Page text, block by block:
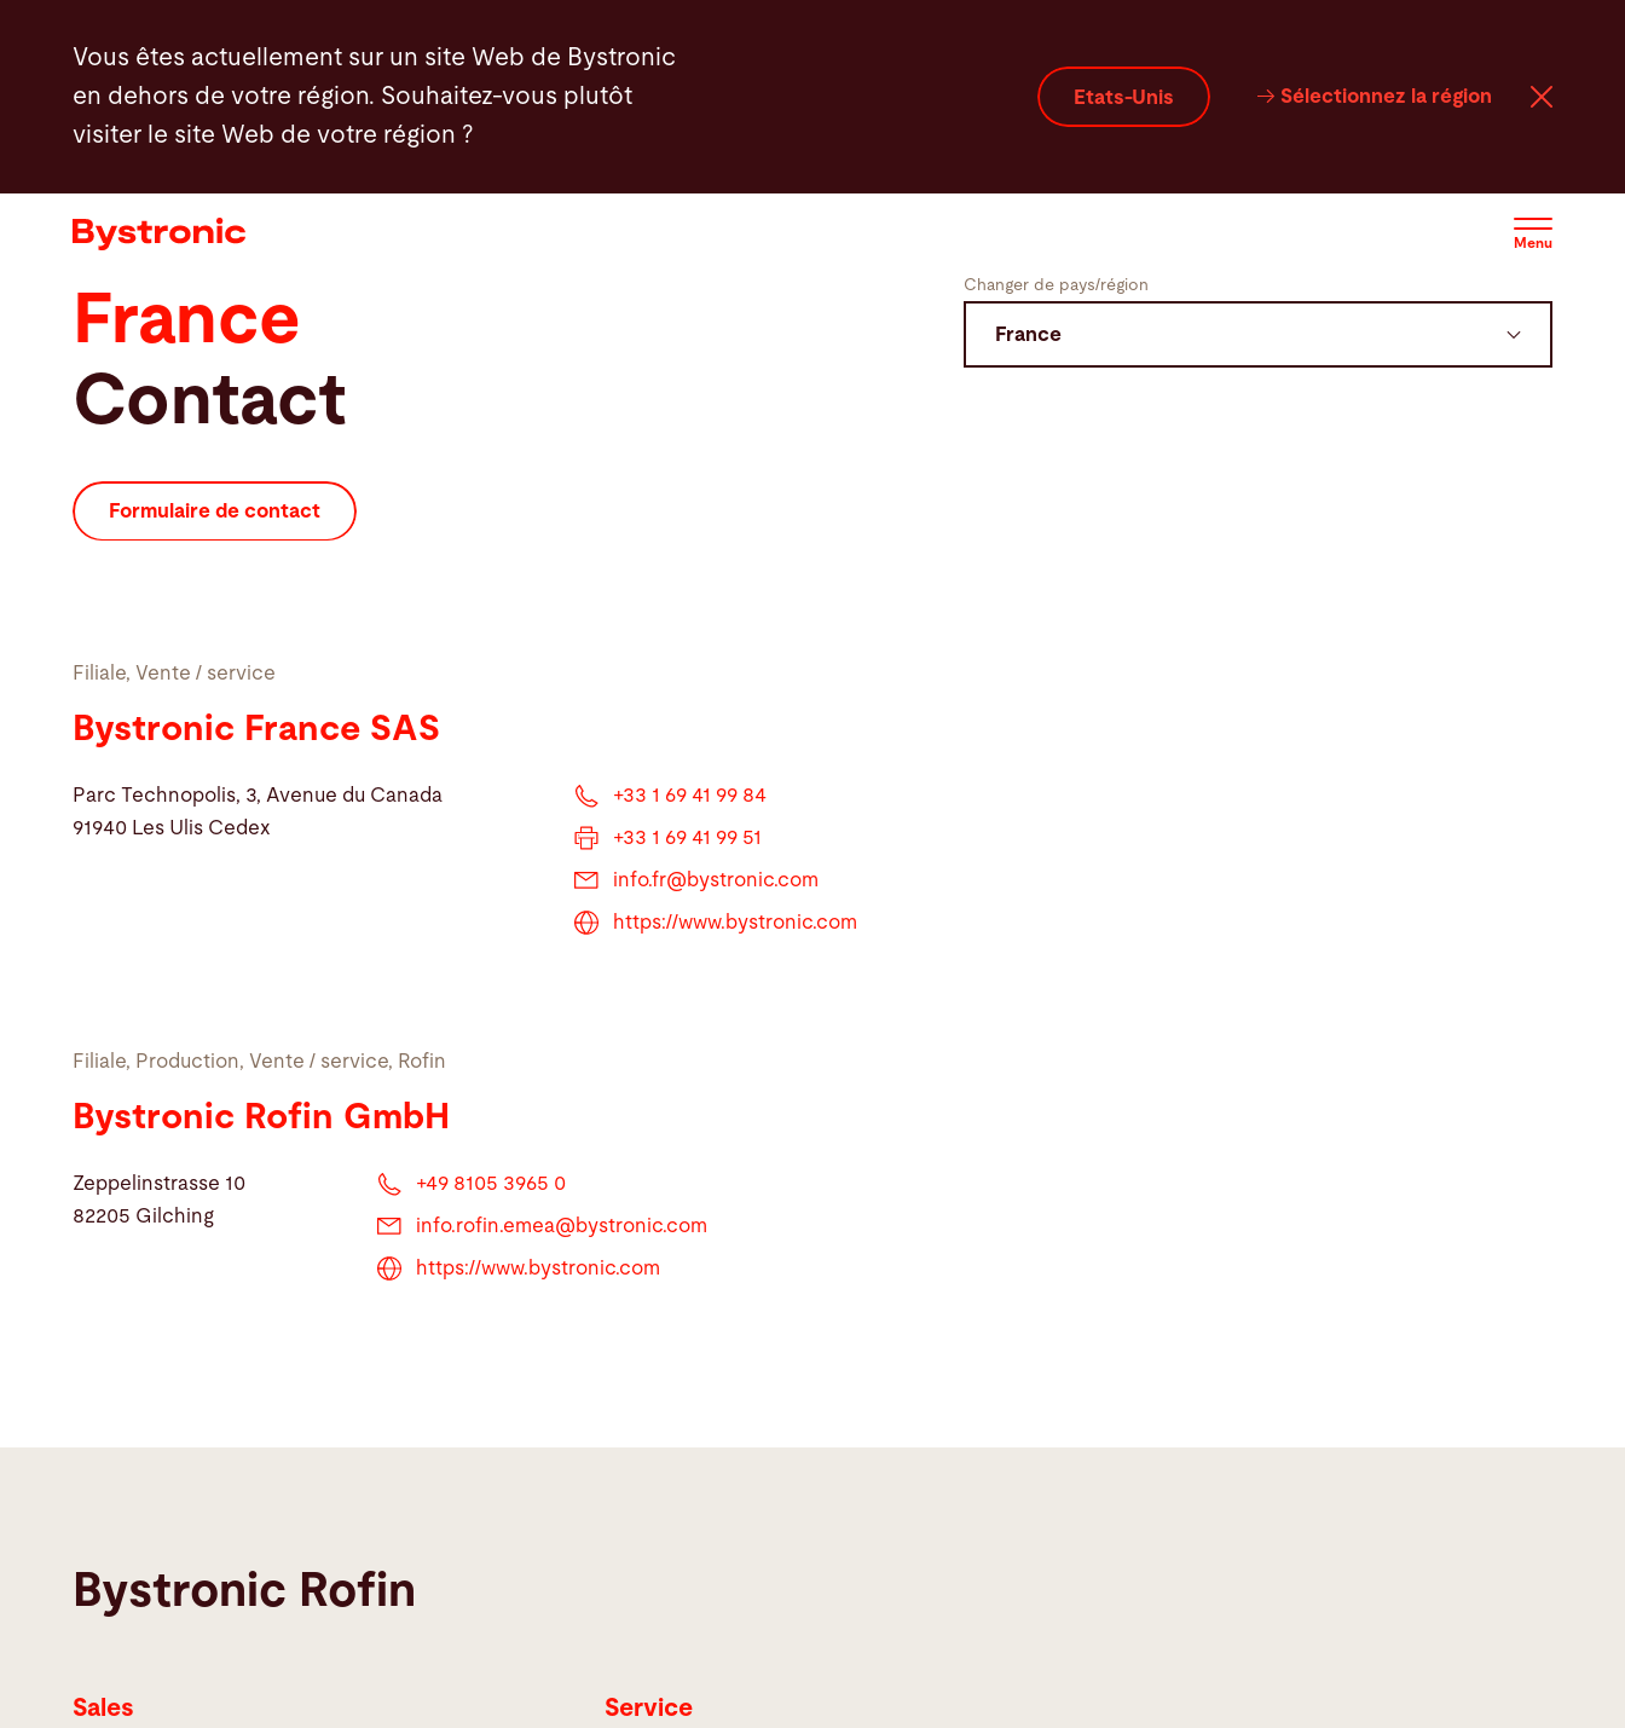
contenu
principal
Vous êtes actuellement sur un site Web de Bystronic
en dehors de votre région. Souhaitez-vous plutôt
visiter le site Web de votre région ?
Etats-Unis Sélectionnez la région
Menu
Services
Applications
Actualités - Presse
Etats-Unis · FrançaisContact
France
Contact
Formulaire de contact
Changer de pays/région
Filiale, Vente / service
Bystronic France SAS
Parc Technopolis, 3, Avenue du Canada
91940 Les Ulis Cedex
+33 1 69 41 99 84
+33 1 69 41 99 51
info.fr@bystronic.com
https://www.bystronic.com
Filiale, Production, Vente / service, Rofin
Bystronic Rofin GmbH
Zeppelinstrasse 10
82205 Gilching
+49 8105 3965 0
info.rofin.emea@bystronic.com
https://www.bystronic.com
Bystronic Rofin
Sales Service